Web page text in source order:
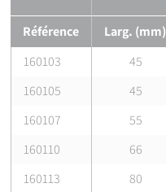
Référence
Larg. (mm)
160103
45
160105
45
160107
55
160110
66
160113
80